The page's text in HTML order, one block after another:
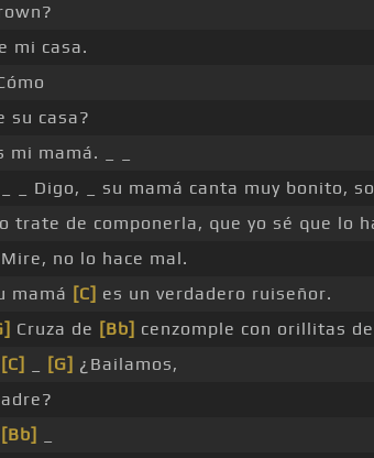
mi casa.
su casa?
mi mamá. _ _
_ _ Digo, _ su mamá canta muy bonito,
trate de componerla, que yo sé que lo
Mire, no lo hace mal.
mamá [C] es un verdadero ruiseñor.
Cruza de [Bb] cenzomple con orillitas de
[C] [G] ¿Bailamos,
[Bb]